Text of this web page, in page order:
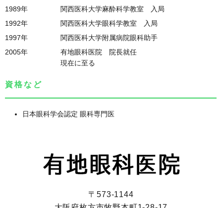
1989年
関西医科大学麻酔科学教室 入局
1992年
関西医科大学眼科学教室 入局
1997年
関西医科大学附属病院眼科助手
2005年
有地眼科医院 院長就任
現在に至る
資格など
日本眼科学会認定 眼科専門医
〒573-1144